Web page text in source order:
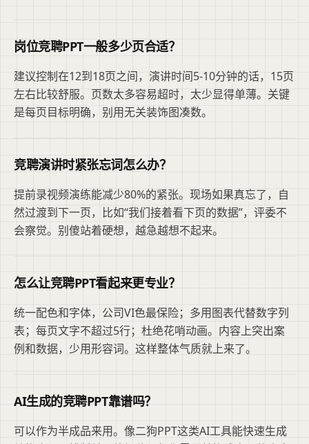
岗位竞聘PPT一般多少页合适？
建议控制在12到18页之间，演讲时间5-10分钟的话，15页
左右比较舒服。页数太多容易超时，太少显得单薄。关键
是每页目标明确，别用无关装饰图凑数。
竞聘演讲时紧张忘词怎么办？
提前录视频演练能减少80%的紧张。现场如果真忘了，自
然过渡到下一页，比如“我们接着看下页的数据”，评委不
会察觉。别傻站着硬想，越急越想不起来。
怎么让竞聘PPT看起来更专业？
统一配色和字体，公司VI色最保险；多用图表代替数字列
表；每页文字不超过5行；杜绝花哨动画。内容上突出案
例和数据，少用形容词。这样整体气质就上来了。
AI生成的竞聘PPT靠谱吗？
可以作为半成品来用。像二狗PPT这类AI工具能快速生成